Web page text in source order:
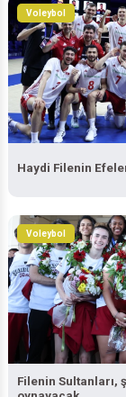
Voleybol
Haydi Filenin
Voleybol
Filenin Sultanları,